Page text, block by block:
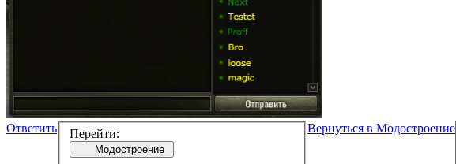
Ответить
Перейти:
Модостроение
Вернуться в Модостроение